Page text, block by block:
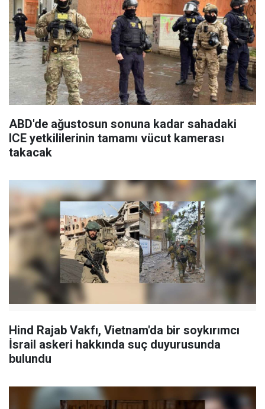
ABD'de ağustosun sonuna kadar sahadaki
ICE yetkililerinin tamamı vücut kamerası
takacak
Hind Rajab Vakfı, Vietnam'da bir soykırımcı
İsrail askeri hakkında suç duyurusunda
bulundu